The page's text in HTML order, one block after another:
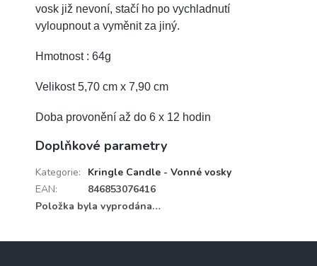
vosk již nevoní, stačí ho po vychladnutí
vyloupnout a vyměnit za jiný.
Hmotnost : 64g
Velikost 5,70 cm x 7,90 cm
Doba provonění až do 6 x 12 hodin
Doplňkové parametry
Kategorie:
Kringle Candle - Vonné vosky
EAN:
846853076416
Položka byla vyprodána…